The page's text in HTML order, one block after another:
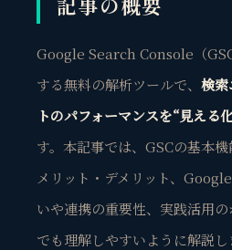
Google Search Console（
する無料の解析ツールで、 検索
トのパフォーマンスを“見える
す。本記事では、GSCの基本
メリット・デメリット、
いや連携の重要性、実践活用
でも理解しやすいように解説し